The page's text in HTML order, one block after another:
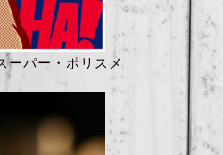
ーパー・ポリスメ